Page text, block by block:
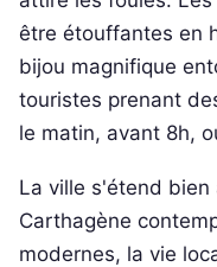
être étouffantes en
bijou magnifique
touristes prenant
le matin, avant 8h,
La ville s'étend
Carthagène
modernes, la vie